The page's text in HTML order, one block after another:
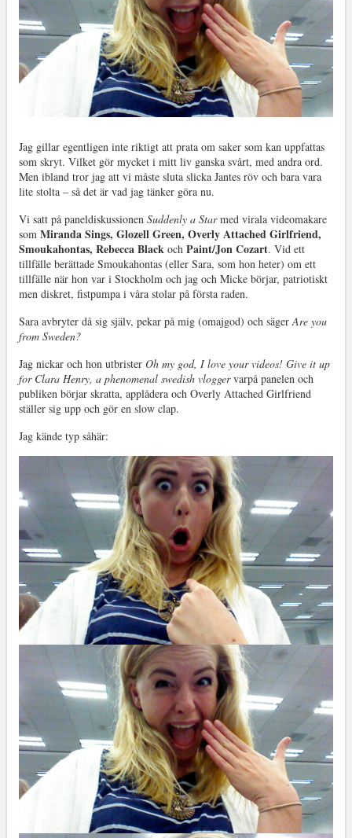
Jag gillar egentligen inte riktigt att prata om saker som kan uppfattas
som skryt. Vilket gör mycket i mitt liv ganska svårt, med andra ord.
Men ibland tror jag att vi måste sluta slicka Jantes röv och bara vara
lite stolta – så det är vad jag tänker göra nu.
Vi satt på paneldiskussionen Suddenly a Starmed virala videomakare
som Miranda Sings, Glozell Green, Overly Attached Girlfriend,
Smoukahontas, Rebecca Blackoch Paint/Jon Cozart. Vid ett
tillfälle berättade Smoukahontas (eller Sara, som hon heter) om ett
tillfälle när hon var i Stockholm och jag och Micke börjar, patriotiskt
men diskret, fistpumpa i våra stolar på första raden.
Sara avbryter då sig själv, pekar på mig (omajgod) och sägerAre you
from Sweden?
Jag nickar och hon utbrister Oh my god, I love your videos! Give it up
for Clara Henry, a phenomenal swedish vloggervarpå panelen och
publiken börjar skratta, applådera och Overly Attached Girlfriend
ställer sig upp och gör en slow clap.
Jag kände typ såhär: